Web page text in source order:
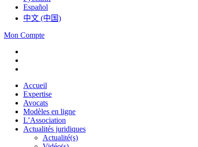
Español
中文 (中国)
Mon Compte
Accueil
Expertise
Avocats
Modèles en ligne
L’Association
Actualités juridiques
Actualité(s)